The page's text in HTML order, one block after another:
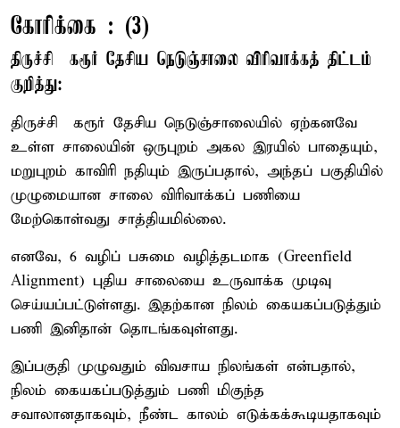
கோரிக்கை : (3)
திருச்சி – கரூர் தேசிய நெடுஞ்சாலை விரிவாக்கத் திட்டம்
குறித்து:
திருச்சி – கரூர் தேசிய நெடுஞ்சாலையில் ஏற்கனவே
உள்ள சாலையின் ஒருபுறம் அகல இரயில் பாதையும்,
மறுபுறம் காவிரி நதியும் இருப்பதால், அந்தப் பகுதியில்
முழுமையான சாலை விரிவாக்கப் பணியை
மேற்கொள்வது சாத்தியமில்லை.
எனவே, 6 வழிப் பசுமை வழித்தடமாக (Greenfield
Alignment) புதிய சாலையை உருவாக்க முடிவு
செய்யப்பட்டுள்ளது. இதற்கான நிலம் கையகப்படுத்தும்
பணி இனிதான் தொடங்கவுள்ளது.
இப்பகுதி முழுவதும் விவசாய நிலங்கள் என்பதால்,
நிலம் கையகப்படுத்தும் பணி மிகுந்த
சவாலானதாகவும், நீண்ட காலம் எடுக்கக்கூடியதாகவும்